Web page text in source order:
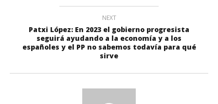
NEXT
Patxi López: En 2023 el gobierno progresista
seguirá ayudando a la economía y a los
españoles y el PP no sabemos todavía para qué
sirve